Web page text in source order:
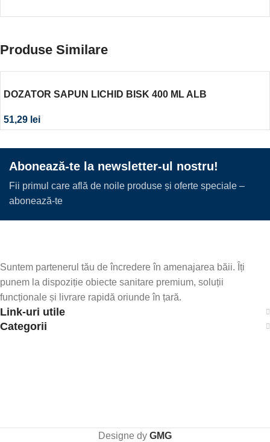
Produse Similare
DOZATOR SAPUN LICHID BISK 400 ML ALB
51,29 lei
Abonează-te la newsletter-ul nostru!
Fii primul care află de noile produse și oferte speciale –
abonează-te
Suntem partenerul tău de încredere în amenajarea băii. Îți
punem la dispoziție obiecte sanitare premium, soluții
funcționale și livrare rapidă oriunde în țară.
Link-uri utile
Categorii
Designe dy GMG